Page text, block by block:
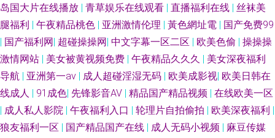
的网站 在线中文字幕网站日韩 91入口成人 操碰在线视频95av 欧美日韩色网
站 香蕉国产 91秦先生在这播放 白丝白虎自慰 精品国产二区三区三州 婷婷第
五页 日韩另类无码AV 影视先锋日韩资源网 国产精品久久性爱 日本伦理在线
观看网页 夜夜撸2026俺来也 91社区成人在线 影音先锋资源乱 久久五月91
岛国大片在线播放 | 青草娱乐在线观看 | 直播福利在线 | 丝袜美
腿福利 | 午夜精品桃色 | 亚洲激情伦理 | 黃色網址電 | 国产免费99
| 国产福利网| 超碰操操网| 中文字幕一区二区 | 欧美色偷 | 操操操
激情网站 | 美女被黄视频免费 | 午夜精品久久久 | 美女深夜福利
导航 | 亚洲第一av | 成人超碰淫湿无码 | 欧美成影视| 欧美日韩在
线成人 | 91成色| 先锋影音AV | 精品国产精品视频 | 在线欧美一区
| 成人私人影院 | 午夜福利入口 | 轮理片自拍偷拍 | 欧美深夜福利 |
狼友福利一区 | 国产精品国产在线 | 成人无码小视频 | 麻豆传媒